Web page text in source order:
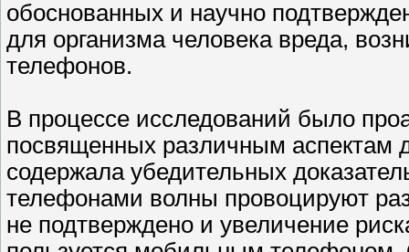
обоснованных и научно
для организма человека вреда,
телефонов.
В процессе исследований было
посвященных различным аспектам
содержала убедительных
телефонами волны провоцируют
не подтверждено и увеличение